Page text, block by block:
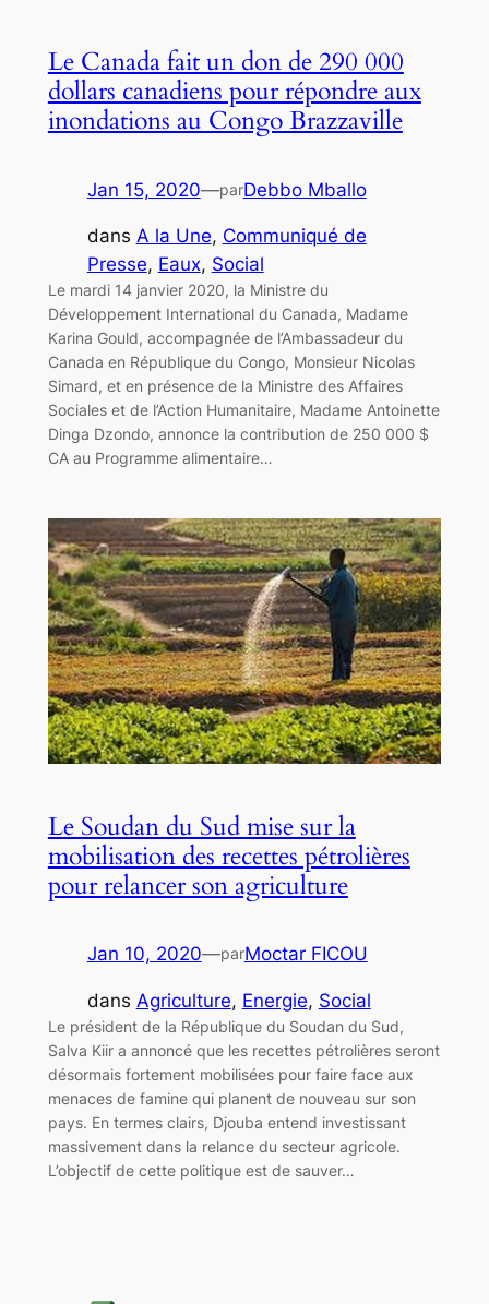
Le Canada fait un don de 290 000
dollars canadiens pour répondre aux
inondations au Congo Brazzaville
Jan 15, 2020—parDebbo Mballo
dans A la Une, Communiqué de
Presse, Eaux, Social
Le mardi 14 janvier 2020, la Ministre du
Développement International du Canada, Madame
Karina Gould, accompagnée de l’Ambassadeur du
Canada en République du Congo, Monsieur Nicolas
Simard, et en présence de la Ministre des Affaires
Sociales et de l’Action Humanitaire, Madame Antoinette
Dinga Dzondo, annonce la contribution de 250 000 $
CA au Programme alimentaire…
Le Soudan du Sud mise sur la
mobilisation des recettes pétrolières
pour relancer son agriculture
Jan 10, 2020—parMoctar FICOU
dans Agriculture, Energie, Social
Le président de la République du Soudan du Sud,
Salva Kiir a annoncé que les recettes pétrolières seront
désormais fortement mobilisées pour faire face aux
menaces de famine qui planent de nouveau sur son
pays. En termes clairs, Djouba entend investissant
massivement dans la relance du secteur agricole.
L’objectif de cette politique est de sauver…